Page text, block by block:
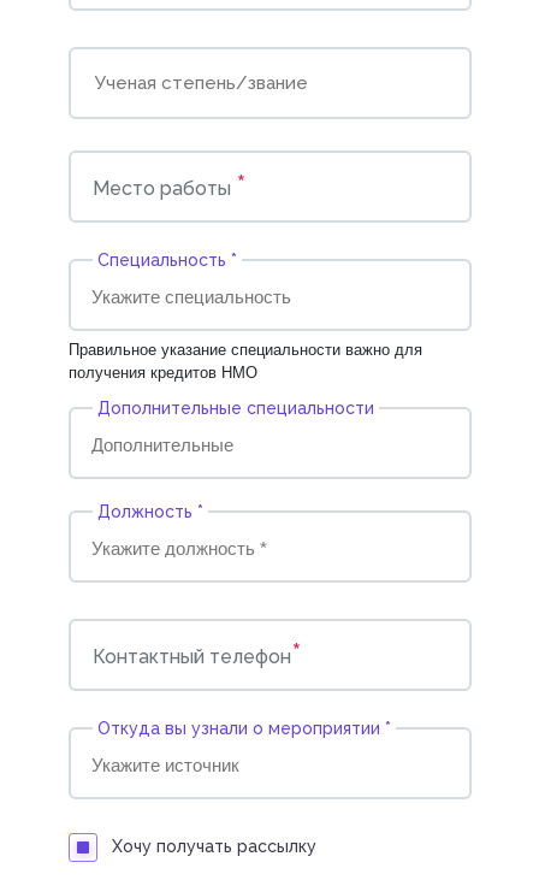
Место работы *
Cпециальность *
Правильное указание специальности важно для
получения кредитов НМО
Дополнительные специальности
Должность *
Контактный телефон*
Откуда вы узнали о мероприятии *
Хочу получать рассылку